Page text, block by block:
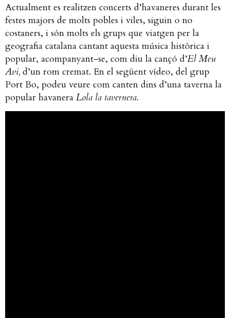
Actualment es realitzen concerts d’havaneres durant les
festes majors de molts pobles i viles, siguin o no
costaners, i són molts els grups que viatgen per la
geografia catalana cantant aquesta música històrica i
popular, acompanyant-se, com diu la cançó d’El Meu
Avi, d’un rom cremat. En el següent vídeo, del grup
Port Bo, podeu veure com canten dins d’una taverna la
popular havanera Lola la tavernera.